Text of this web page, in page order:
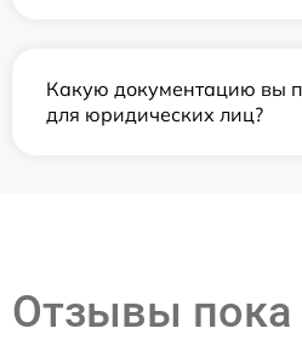
Какую документацию вы
для юридических лиц?
Отзывы